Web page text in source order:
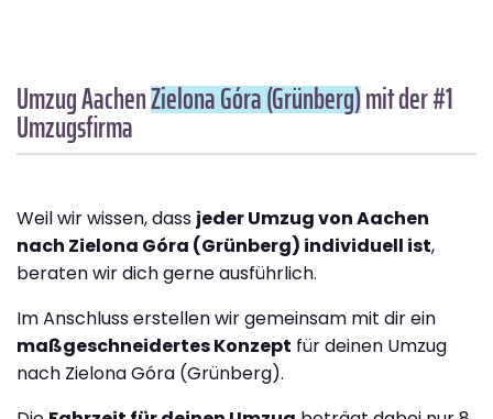
Umzug AachenZielona Góra (Grünberg)mit der #1
Umzugsfirma
Weil wir wissen, dass jeder Umzug von Aachen
nach Zielona Góra (Grünberg) individuell ist,
beraten wir dich gerne ausführlich.
Im Anschluss erstellen wir gemeinsam mit dir ein
maßgeschneidertes Konzept für deinen Umzug
nach Zielona Góra (Grünberg).